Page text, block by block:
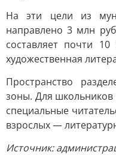
На эти цели из
направлено 3 млн
составляет почти
художественная
Пространство
зоны. Для школьников
специальные
взрослых —
Источник: